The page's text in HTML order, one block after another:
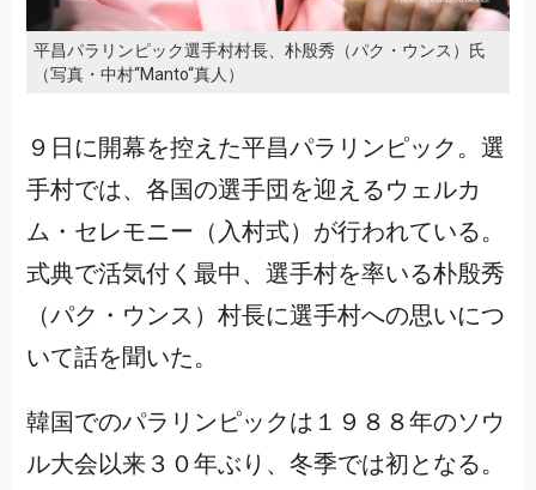
平昌パラリンピック選手村村長、朴殷秀（パク・ウンス）氏
（写真・中村“Manto“真人）
９日に開幕を控えた平昌パラリンピック。選
手村では、各国の選手団を迎えるウェルカ
ム・セレモニー（入村式）が行われている。
式典で活気付く最中、選手村を率いる朴殷秀
（パク・ウンス）村長に選手村への思いにつ
いて話を聞いた。
韓国でのパラリンピックは１９８８年のソウ
ル大会以来３０年ぶり、冬季では初となる。